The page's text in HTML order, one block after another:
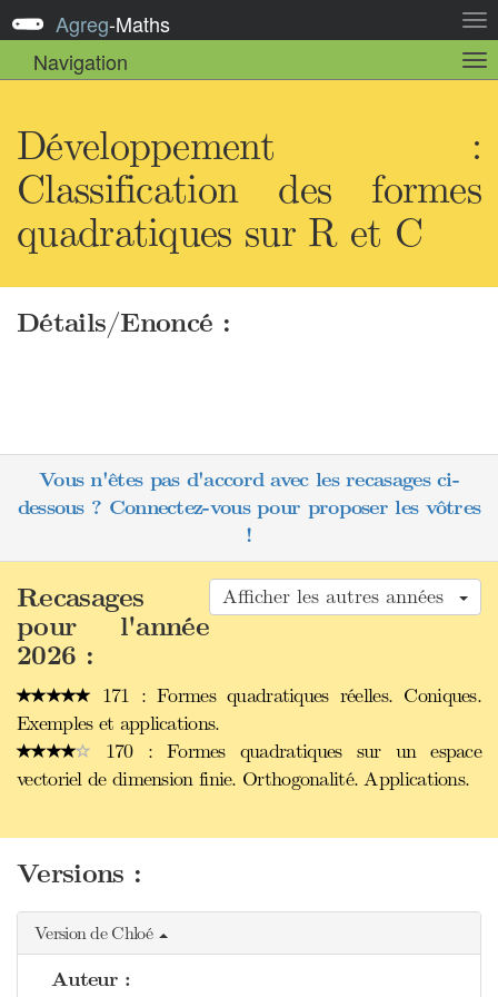
la
Agreg-Maths
Navigation
la
Développement :
Classification des formes
quadratiques sur R et C
Détails/Enoncé :
Vous n'êtes pas d'accord avec les recasages ci-
dessous ? Connectez-vous pour proposer les vôtres
!
Afficher les autres années
Recasages
pour l'année
2026 :
171 : Formes quadratiques réelles. Coniques.
Exemples et applications.
170 : Formes quadratiques sur un espace
vectoriel de dimension finie. Orthogonalité. Applications.
Versions :
Version de Chloé
Auteur :